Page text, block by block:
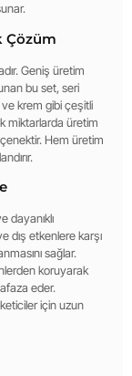
Çözüm
Geniş üretim
bu set, seri
krem gibi çeşitli
miktarlarda üretim
Hem üretim
dayanıklı
dış etkenlere karşı
sağlar.
koruyarak
eder.
için uzun